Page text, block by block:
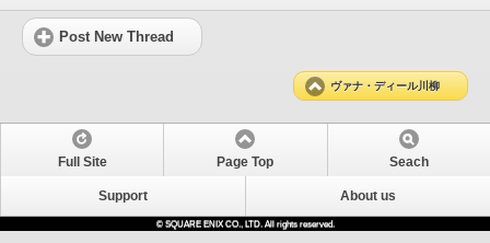
Post New Thread
ヴァナ・ディール川柳
Full Site Page Top Seach
Support About us
© SQUARE ENIX CO., LTD. All rights reserved.